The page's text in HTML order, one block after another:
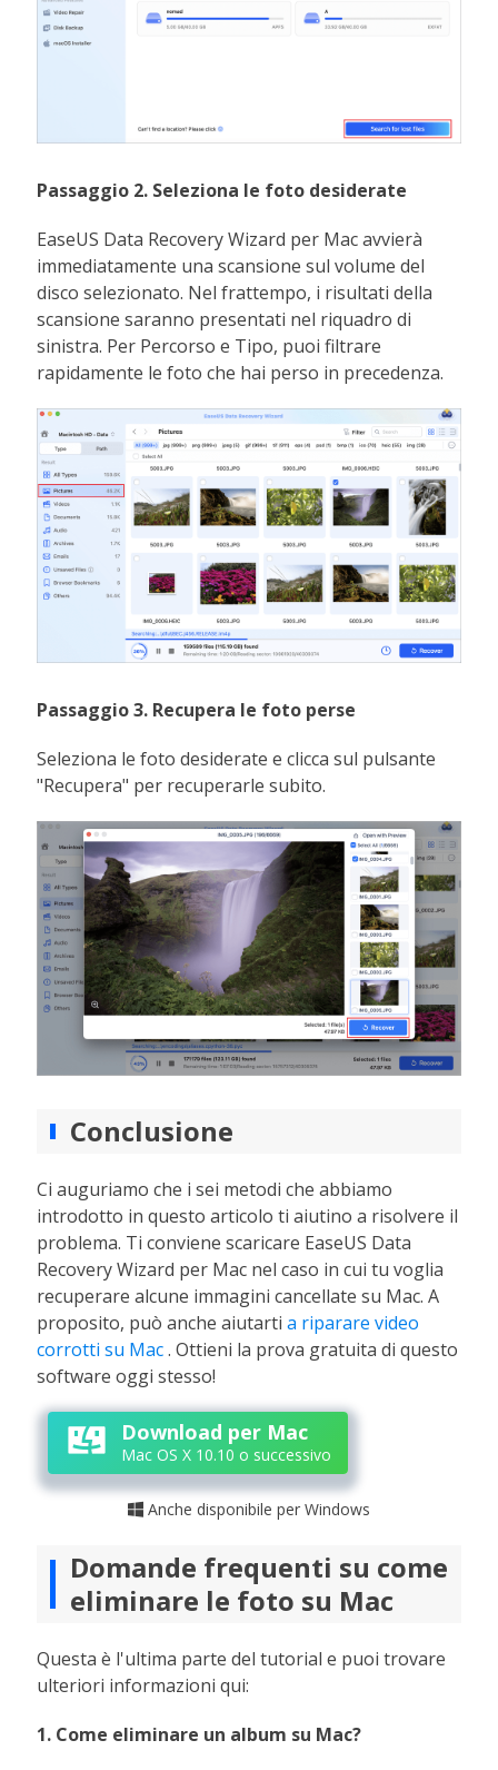
Passaggio 2. Seleziona le foto desiderate
EaseUS Data Recovery Wizard per Mac avvierà
immediatamente una scansione sul volume del
disco selezionato. Nel frattempo, i risultati della
scansione saranno presentati nel riquadro di
sinistra. Per Percorso e Tipo, puoi filtrare
rapidamente le foto che hai perso in precedenza.
Passaggio 3. Recupera le foto perse
Seleziona le foto desiderate e clicca sul pulsante
"Recupera" per recuperarle subito.
Conclusione
Ci auguriamo che i sei metodi che abbiamo
introdotto in questo articolo ti aiutino a risolvere il
problema. Ti conviene scaricare EaseUS Data
Recovery Wizard per Mac nel caso in cui tu voglia
recuperare alcune immagini cancellate su Mac. A
proposito, può anche aiutartia riparare video
corrotti su Mac. Ottieni la prova gratuita di questo
software oggi stesso!
Download per Mac
Mac OS X 10.10 o successivo
 Anche disponibile per Windows
Domande frequenti su come
eliminare le foto su Mac
Questa è l'ultima parte del tutorial e puoi trovare
ulteriori informazioni qui:
1. Come eliminare un album su Mac?